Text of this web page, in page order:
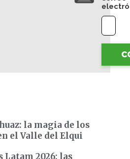
la magia de los
el Valle del Elqui
2026: las